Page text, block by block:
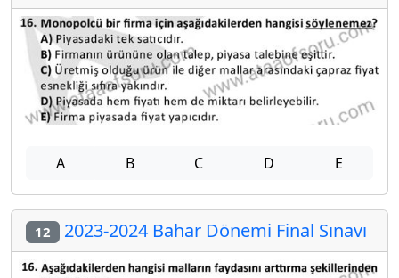
A B C D E
12 2023-2024 Bahar Dönemi Final Sınavı